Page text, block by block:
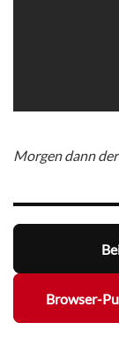
Morgen dann
Browser-